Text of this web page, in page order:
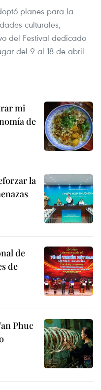
planes para la
culturales,
del Festival dedicado
del 9 al 18 de abril
mi
de
la
de
de
Phuc